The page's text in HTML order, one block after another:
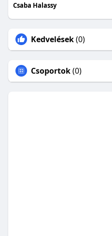
Csaba Halassy
Kedvelések(0)
Csoportok(0)